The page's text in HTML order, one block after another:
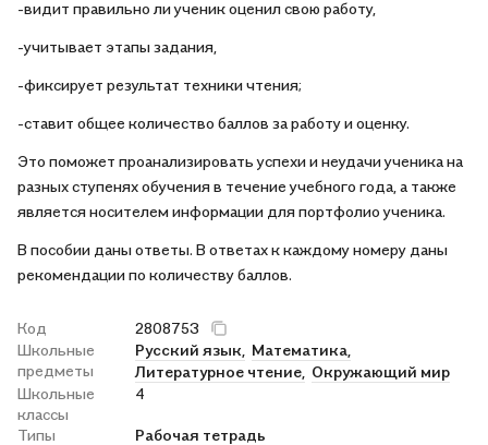
-видит правильно ли ученик оценил свою работу,
-учитывает этапы задания,
-фиксирует результат техники чтения;
-ставит общее количество баллов за работу и оценку.
Это поможет проанализировать успехи и неудачи ученика на
разных ступенях обучения в течение учебного года, а также
является носителем информации для портфолио ученика.
В пособии даны ответы. В ответах к каждому номеру даны
рекомендации по количеству баллов.
Код
2808753
Школьные
предметы
Русский язык,
Математика,
Литературное чтение, Окружающий мир
Школьные
классы
4
Типы
Рабочая тетрадь